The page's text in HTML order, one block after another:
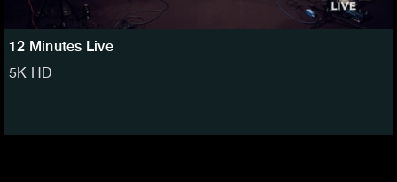
12 Minutes Live
5K HD